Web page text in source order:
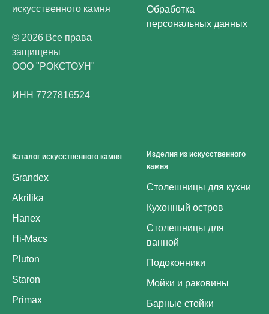
искусственного камня
© 2026 Все права
защищены
ООО "РОКСТОУН"
ИНН 7727816524
Обработка
персональных данных
Каталог искусственного камня
Grandex
Akrilika
Hanex
Hi-Macs
Pluton
Staron
Primax
Изделия из искусственного
камня
Столешницы для кухни
Кухонный остров
Столешницы для
ванной
Подоконники
Мойки и раковины
Барные стойки